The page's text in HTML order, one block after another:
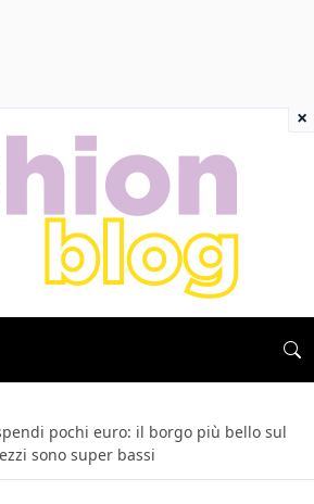
pochi euro: il borgo più bello sul
sono super bassi
×